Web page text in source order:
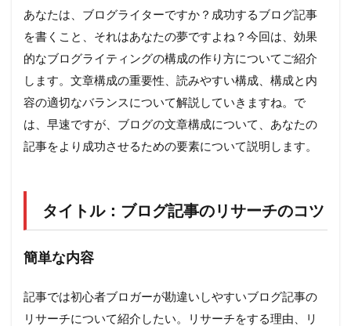
あなたは、ブログライターですか？成功するブログ記事
を書くこと、それはあなたの夢ですよね？今回は、効果
的なブログライティングの構成の作り方についてご紹介
します。文章構成の重要性、読みやすい構成、構成と内
容の適切なバランスについて解説していきますね。で
は、早速ですが、ブログの文章構成について、あなたの
記事をより成功させるための要素について説明します。
タイトル：ブログ記事のリサーチのコツ
簡単な内容
記事では初心者ブロガーが勘違いしやすいブログ記事の
リサーチについて紹介したい。リサーチをする理由、リ